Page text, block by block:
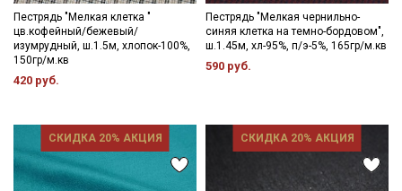
Пестрядь "Мелкая клетка "
цв.кофейный/бежевый/
изумрудный, ш.1.5м, хлопок-100%,
150гр/м.кв
420 руб.
Пестрядь "Мелкая чернильно-
синяя клетка на темно-бордовом",
ш.1.45м, хл-95%, п/э-5%, 165гр/м.кв
590 руб.
СКИДКА 20% АКЦИЯ СКИДКА 20% АКЦИЯ